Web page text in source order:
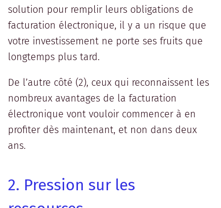
solution pour remplir leurs obligations de
facturation électronique, il y a un risque que
votre investissement ne porte ses fruits que
longtemps plus tard.
De l’autre côté (2), ceux qui reconnaissent les
nombreux avantages de la facturation
électronique vont vouloir commencer à en
profiter dès maintenant, et non dans deux
ans.
2. Pression sur les